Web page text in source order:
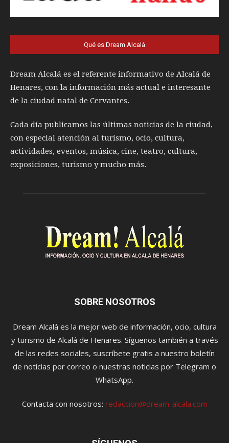
Qué es Dream Alcalá
Dream Alcalá es el referente informativo de Alcalá de
Henares, con la información más actual e interesante
de la ciudad natal de Cervantes.
Cada día publicamos las últimas noticias de la ciudad,
con especial atención al turismo, ocio, cultura,
actividades, eventos, música, cine, teatro, cultura,
exposiciones, turismo y mucho más.
SOBRE NOSOTROS
Dream Alcalá es la mejor web de información, ocio, cultura
y turismo de Alcalá de Henares. Síguenos también a través
de las redes sociales, suscríbete gratis a nuestro boletín
de noticias por correo o nuestras noticias por Telegram o
WhatsApp.
Contacta con nosotros: redaccion@dream-alcala.com